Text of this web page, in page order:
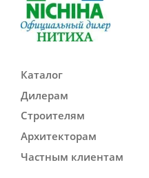
Каталог
Дилерам
Строителям
Архитекторам
Частным клиентам